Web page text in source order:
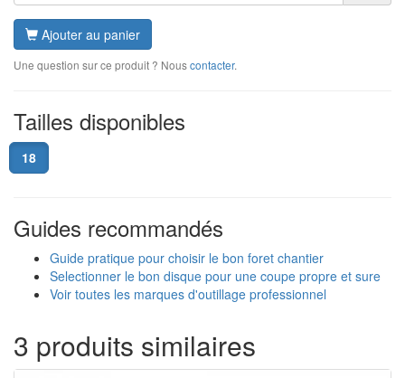
Ajouter au panier
Une question sur ce produit ? Nouscontacter.
Tailles disponibles
18
Guides recommandés
Guide pratique pour choisir le bon foret chantier
Selectionner le bon disque pour une coupe propre et sure
Voir toutes les marques d'outillage professionnel
3 produits similaires